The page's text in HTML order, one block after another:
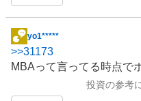
掲
示
板
yo1*****
>>31173
MBAって言ってる時点で
投資の参考